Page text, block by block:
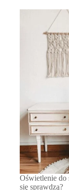
Oświetlenie do
się sprawdzą?